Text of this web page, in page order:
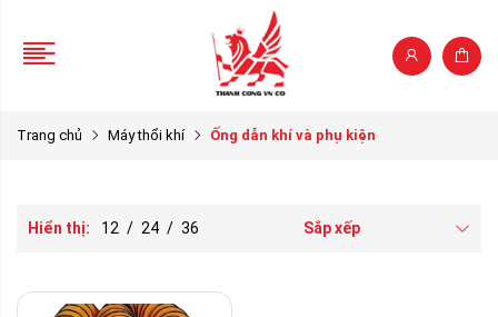
Trang chủ Máy thổi khí Ống dẫn khí và phụ kiện
Hiển thị: 12 / 24 / 36 Sắp xếp